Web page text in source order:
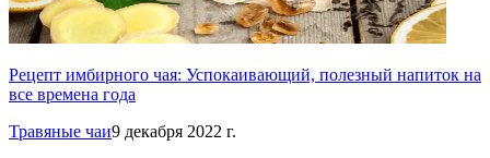
Рецепт имбирного чая: Успокаивающий, полезный напиток на
все времена года
Травяные чаи9 декабря 2022 г.